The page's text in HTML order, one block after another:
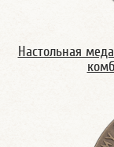
Настольная